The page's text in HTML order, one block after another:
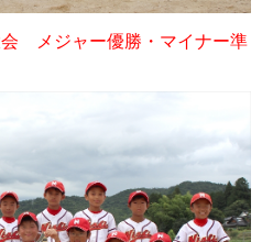
メジャー優勝・マイナー準